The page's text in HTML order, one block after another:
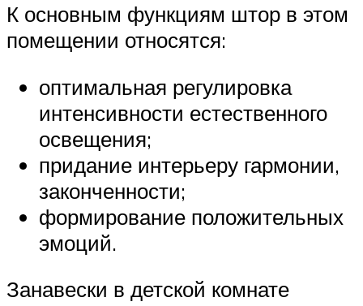
К основным функциям штор в этом
помещении относятся:
оптимальная регулировка
интенсивности естественного
освещения;
придание интерьеру гармонии,
законченности;
формирование положительных
эмоций.
Занавески в детской комнате